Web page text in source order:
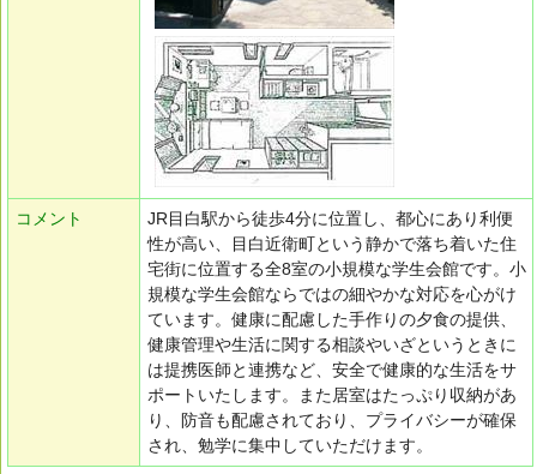
コメント
JR目白駅から徒歩4分に位置し、都心にあり利便
性が高い、目白近衛町という静かで落ち着いた住
宅街に位置する全8室の小規模な学生会館です。小
規模な学生会館ならではの細やかな対応を心がけ
ています。健康に配慮した手作りの夕食の提供、
健康管理や生活に関する相談やいざというときに
は提携医師と連携など、安全で健康的な生活をサ
ポートいたします。また居室はたっぷり収納があ
り、防音も配慮されており、プライバシーが確保
され、勉学に集中していただけます。